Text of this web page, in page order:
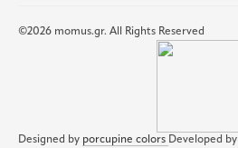
©2026 momus.gr. All Rights Reserved
Designed by porcupine colors Developed by